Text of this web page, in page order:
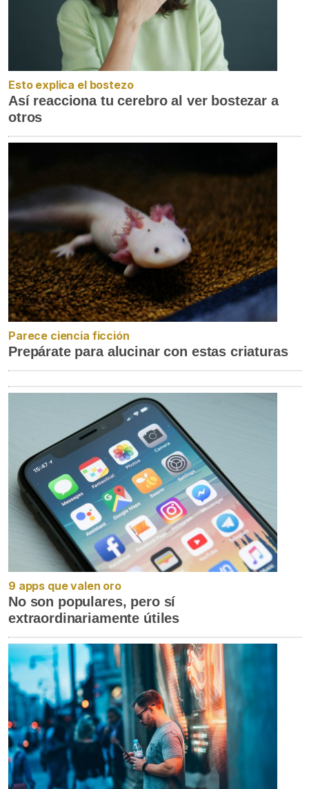
Esto explica el bostezo
Así reacciona tu cerebro al ver bostezar a
otros
Parece ciencia ficción
Prepárate para alucinar con estas criaturas
9 apps que valen oro
No son populares, pero sí
extraordinariamente útiles